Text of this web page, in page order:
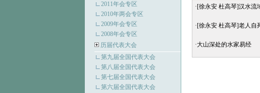
2011年会专区
2010年两会专区
2009年会专区
2008年会专区
历届代表大会
第九届全国代表大会
第八届全国代表大会
第七届全国代表大会
第六届全国代表大会
·[徐永安 杜高琴]汉水流
·[徐永安 杜高琴]老人自
·大山深处的水家易经